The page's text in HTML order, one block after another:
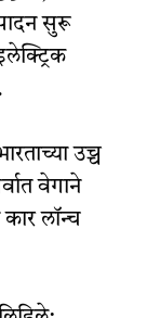
सुरू
उच्च
वेगाने
लॉन्च